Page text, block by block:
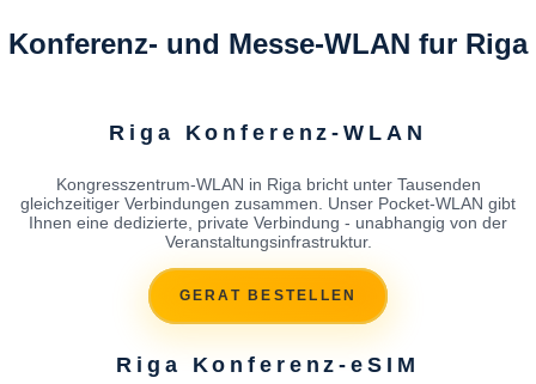
Konferenz- und Messe-WLAN fur Riga
Riga Konferenz-WLAN
Kongresszentrum-WLAN in Riga bricht unter Tausenden
gleichzeitiger Verbindungen zusammen. Unser Pocket-WLAN gibt
Ihnen eine dedizierte, private Verbindung - unabhangig von der
Veranstaltungsinfrastruktur.
GERAT BESTELLEN
Riga Konferenz-eSIM